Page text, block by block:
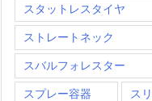
スタットレスタイヤ
ストレートネック
スバルフォレスター
スプレー容器 ス